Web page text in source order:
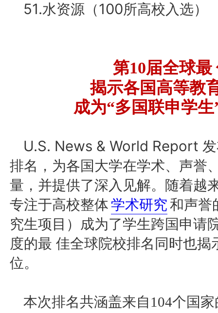
51.水资源（100所高校入选）
第10届全球最
揭示各国高等教
成为“多国联申学
U.S. News & World Report
排名，为各国大学在学术、声誉
量，并提供了深入见解。随着越
专注于高校整体 学术研究和声誉
究生项目）成为了学生跨国申请
度的最 佳全球院校排名同时也揭
位。
本次排名共涵盖来自 104个国